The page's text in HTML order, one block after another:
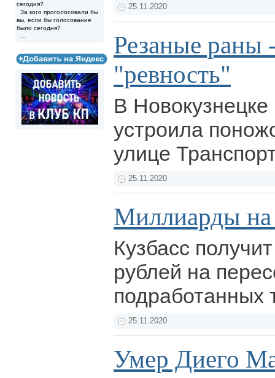
сегодня?
За кого проголосовали бы
вы, если бы голосование
было сегодня?
25.11.2020
Резаные раны
"ревность"
В
устроила
улице
25.11.2020
Миллиарды на
Кузбасс
рублей на
подработанных
25.11.2020
Умер Диего